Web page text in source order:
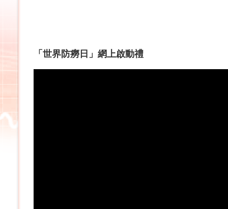
「世界防癆日」網上啟動禮